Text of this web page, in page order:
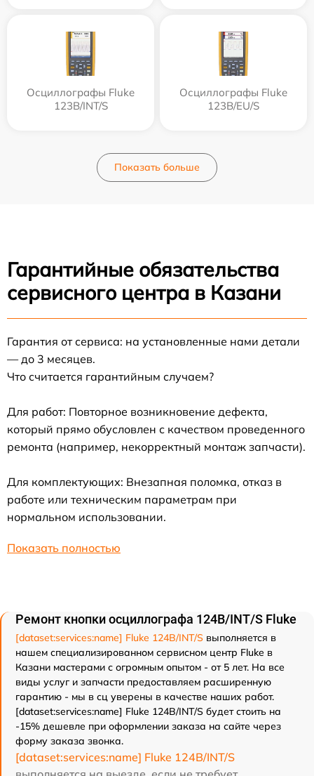
Осциллографы Fluke
123B/INT/S
Осциллографы Fluke
123B/EU/S
Показать больше
Гарантийные обязательства
сервисного центра в Казани
Гарантия от сервиса: на установленные нами детали
— до 3 месяцев.
Что считается гарантийным случаем?
Для работ: Повторное возникновение дефекта,
который прямо обусловлен с качеством проведенного
ремонта (например, некорректный монтаж запчасти).
Для комплектующих: Внезапная поломка, отказ в
работе или техническим параметрам при
нормальном использовании.
Показать полностью
Ремонт кнопки осциллографа 124B/INT/S Fluke
[dataset:services:name] Fluke 124B/INT/S выполняется в
нашем специализированном сервисном центр Fluke в
Казани мастерами с огромным опытом - от 5 лет. На все
виды услуг и запчасти предоставляем расширенную
гарантию - мы в сц уверены в качестве наших работ.
[dataset:services:name] Fluke 124B/INT/S будет стоить на
-15% дешевле при оформлении заказа на сайте через
форму заказа звонка.
[dataset:services:name] Fluke 124B/INT/S